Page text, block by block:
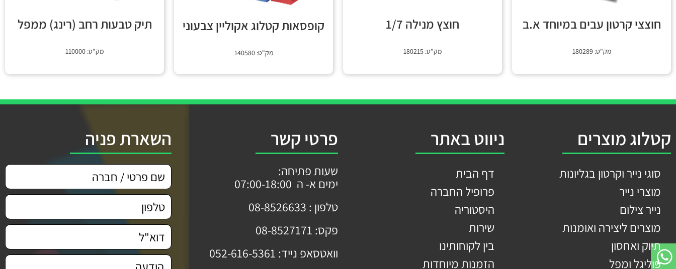
חוצצי קרטון עבים במיוחד א.ב
מק"ט: 180289
חוצץ מנילה 1/7
מק"ט: 180215
קופסאות קטלוג אקוליין צבעוני
מק"ט: 140580
תיק טבעות רחב (רינג) ממפל
מק"ט: 110000
קטלוג מוצרים
סוגי נייר וקרטון בגליונות
מוצרי נייר
נייר צילום
מוצרים ליצירה ואומנות
תיוק ואחסון
פוליגל ומפל
ניווט באתר
דף הבית
פרופיל החברה
היסטוריה
שירות
בין לקוחותינו
הזמנות מיוחדות
פרטי קשר
שעות פתיחה:
ימים א- ה 07:00-18:00
טלפון : 08-8526633
פקס: 08-8527171
וואטסאפ נייד: 052-616-5361
השארת פניה